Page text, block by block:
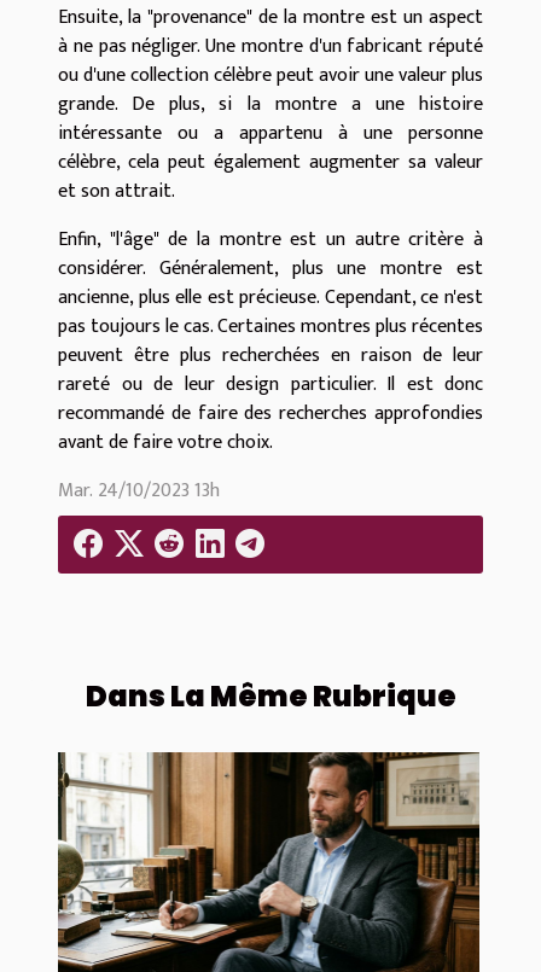
Ensuite, la "provenance" de la montre est un aspect
à ne pas négliger. Une montre d'un fabricant réputé
ou d'une collection célèbre peut avoir une valeur plus
grande. De plus, si la montre a une histoire
intéressante ou a appartenu à une personne
célèbre, cela peut également augmenter sa valeur
et son attrait.
Enfin, "l'âge" de la montre est un autre critère à
considérer. Généralement, plus une montre est
ancienne, plus elle est précieuse. Cependant, ce n'est
pas toujours le cas. Certaines montres plus récentes
peuvent être plus recherchées en raison de leur
rareté ou de leur design particulier. Il est donc
recommandé de faire des recherches approfondies
avant de faire votre choix.
Mar. 24/10/2023 13h
Dans La Même Rubrique